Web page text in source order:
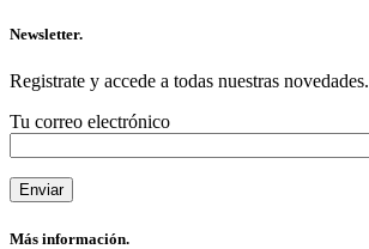
Newsletter.
Registrate y accede a todas nuestras novedades.
Tu correo electrónico
Más información.